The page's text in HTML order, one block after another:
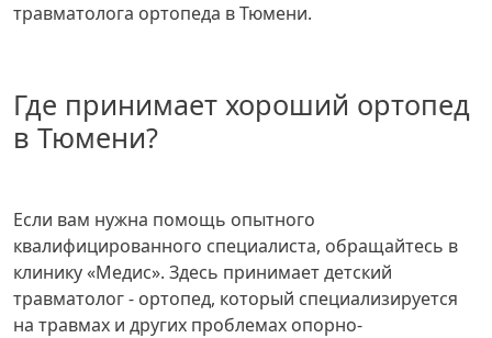
травматолога ортопеда в Тюмени.
Где принимает хороший ортопед
в Тюмени?
Если вам нужна помощь опытного
квалифицированного специалиста, обращайтесь в
клинику «Медис». Здесь принимает детский
травматолог - ортопед, который специализируется
на травмах и других проблемах опорно-